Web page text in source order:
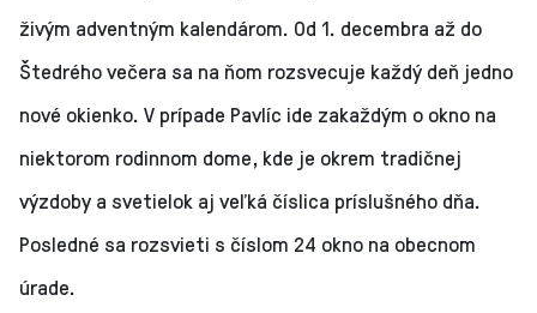
živým adventným kalendárom. Od 1. decembra až do
Štedrého večera sa na ňom rozsvecuje každý deň jedno
nové okienko. V prípade Pavlíc ide zakaždým o okno na
niektorom rodinnom dome, kde je okrem tradičnej
výzdoby a svetielok aj veľká číslica príslušného dňa.
Posledné sa rozsvieti s číslom 24 okno na obecnom
úrade.